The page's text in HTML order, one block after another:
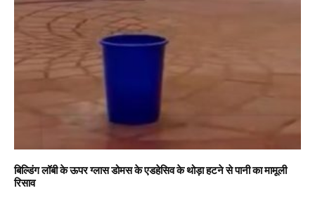
बिल्डिंग लॉबी के ऊपर ग्लास डोमस के एडहेसिव के थोड़ा हटने से पानी का मामूली
रिसाव